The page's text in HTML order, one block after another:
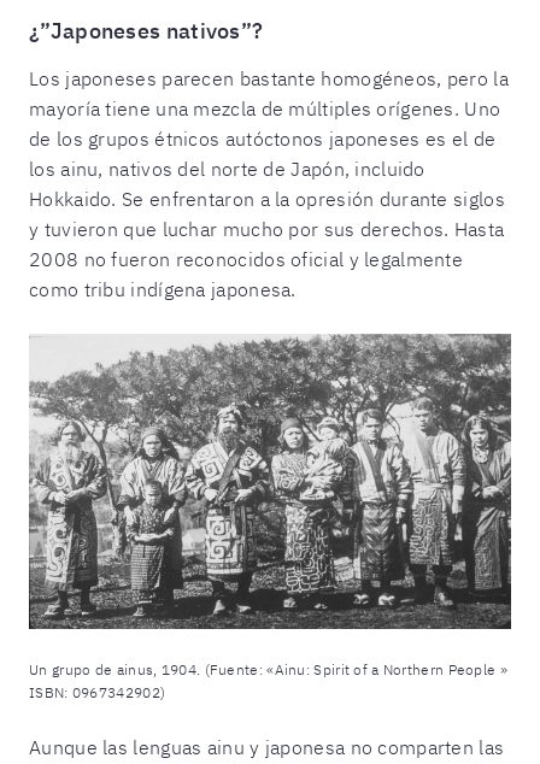
¿”Japoneses nativos”?
Los japoneses parecen bastante homogéneos, pero la
mayoría tiene una mezcla de múltiples orígenes. Uno
de los grupos étnicos autóctonos japoneses es el de
los ainu, nativos del norte de Japón, incluido
Hokkaido. Se enfrentaron a la opresión durante siglos
y tuvieron que luchar mucho por sus derechos. Hasta
2008 no fueron reconocidos oficial y legalmente
como tribu indígena japonesa.
Un grupo de ainus, 1904. (Fuente: «Ainu: Spirit of a Northern People »
ISBN: 0967342902)
Aunque las lenguas ainu y japonesa no comparten las